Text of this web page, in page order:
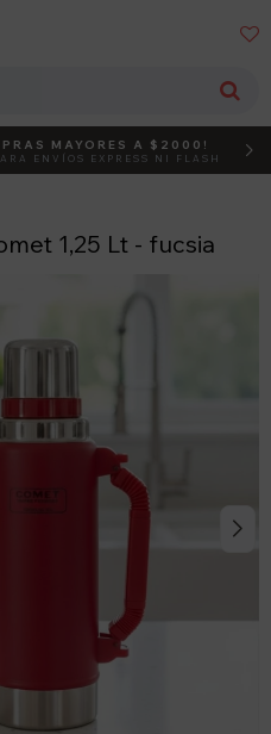

ACTIVÁ EL CÓDIGO
MAYORES A $2000!
ENVÍOS EXPRESS NI FLASH
1,25 Lt - fucsia